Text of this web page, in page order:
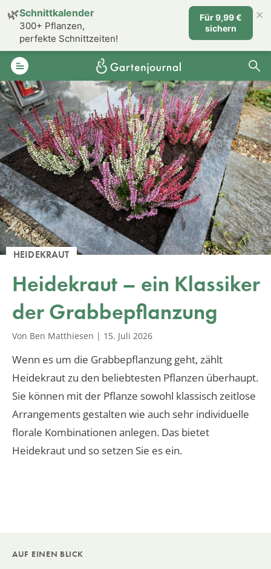
HEIDEKRAUT
Heidekraut – ein Klassiker
der Grabbepflanzung
Von Ben Matthiesen | 15. Juli 2026
Wenn es um die Grabbepflanzung geht, zählt
Heidekraut zu den beliebtesten Pflanzen überhaupt.
Sie können mit der Pflanze sowohl klassisch zeitlose
Arrangements gestalten wie auch sehr individuelle
florale Kombinationen anlegen. Das bietet
Heidekraut und so setzen Sie es ein.
AUF EINEN BLICK
🌿Schnittkalender
300+ Pflanzen,
perfekte Schnittzeiten!
Für 9,99 €
sichern
×